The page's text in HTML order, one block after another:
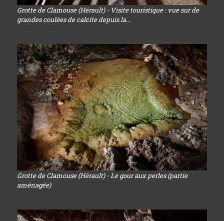
Grotte de Clamouse (Hérault) - Visite touristique : vue sur de
grandes coulées de calcite depuis la...
Grotte de Clamouse (Hérault) - Le gour aux perles (partie
aménagée)